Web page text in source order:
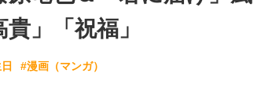
」「祝福」
#漫画（マンガ）